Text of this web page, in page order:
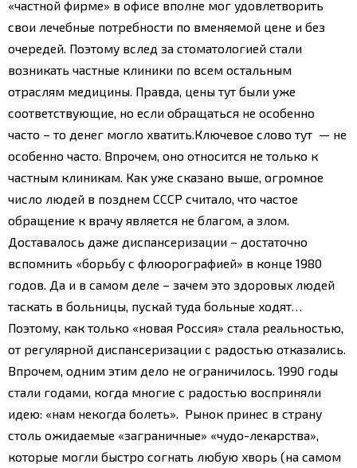
«частной фирме» в офисе вполне мог удовлетворить
свои лечебные потребности по вменяемой цене и без
очередей. Поэтому вслед за стоматологией стали
возникать частные клиники по всем остальным
отраслям медицины. Правда, цены тут были уже
соответствующие, но если обращаться не особенно
часто – то денег могло хватить. Ключевое слово тут — не
особенно часто. Впрочем, оно относится не только к
частным клиникам. Как уже сказано выше, огромное
число людей в позднем СССР считало, что частое
обращение к врачу является не благом, а злом.
Доставалось даже диспансеризации – достаточно
вспомнить «борьбу с флюорографией» в конце 1980
годов. Да и в самом деле – зачем это здоровых людей
таскать в больницы, пускай туда больные ходят…
Поэтому, как только «новая Россия» стала реальностью,
от регулярной диспансеризации с радостью отказались.
Впрочем, одним этим дело не ограничилось. 1990 годы
стали годами, когда многие с радостью восприняли
идею: «нам некогда болеть». Рынок принес в страну
столь ожидаемые «заграничные» «чудо-лекарства»,
которые могли быстро согнать любую хворь (на самом